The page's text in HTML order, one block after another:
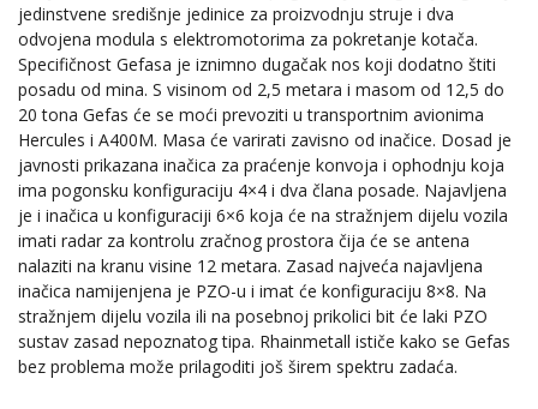
jedinstvene središnje jedinice za proizvodnju struje i dva
odvojena modula s elektromotorima za pokretanje kotača.
Specifičnost Gefasa je iznimno dugačak nos koji dodatno štiti
posadu od mina. S visinom od 2,5 metara i masom od 12,5 do
20 tona Gefas će se moći prevoziti u transportnim avionima
Hercules i A400M. Masa će varirati zavisno od inačice. Dosad je
javnosti prikazana inačica za praćenje konvoja i ophodnju koja
ima pogonsku konfiguraciju 4×4 i dva člana posade. Najavljena
je i inačica u konfiguraciji 6×6 koja će na stražnjem dijelu vozila
imati radar za kontrolu zračnog prostora čija će se antena
nalaziti na kranu visine 12 metara. Zasad najveća najavljena
inačica namijenjena je PZO-u i imat će konfiguraciju 8×8. Na
stražnjem dijelu vozila ili na posebnoj prikolici bit će laki PZO
sustav zasad nepoznatog tipa. Rhainmetall ističe kako se Gefas
bez problema može prilagoditi još širem spektru zadaća.